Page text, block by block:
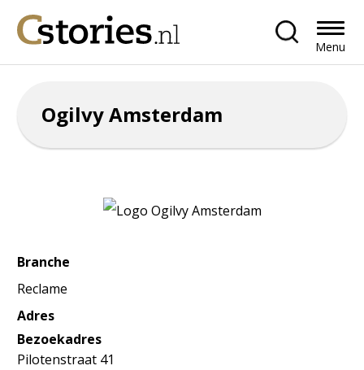
Menu
Ogilvy Amsterdam
Branche
Reclame
Adres
Bezoekadres
Pilotenstraat 41